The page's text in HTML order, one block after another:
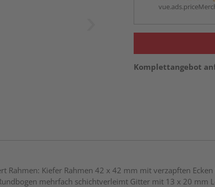
Komplettangebot
Rahmen: Kiefer Rahmen 42 x 42 mm mit verzapften
mehrfach schichtverleimt Gitter mit 13 x 20 mm